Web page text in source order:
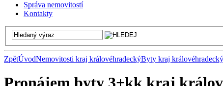
Správa nemovitostí
Kontakty
ZpětÚvodNemovitosti kraj královéhradeckýByty kraj královéhradecký